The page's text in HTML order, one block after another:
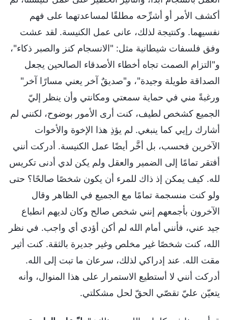
أكشف الأمر أو أشرِّحه مطلقًا لمساعدتهما على فهم
نفسيهما. وكنتيجة لذلك، عانى عمل الكنيسة. لقد عشت
وفق فلسفات شيطانية مثل: "الانسجام كنز والصبر ذكاء"،
و"التزام الصمت تجاه أخطاء الأصدقاء الصالحين يجعل
الصداقة طويلة وجيدة"، و"صديقٌ آخر يعني مسارًا آخر"
ورغبةً مني في حماية سمعتي ومكانتي وأن ينظر إليّ
الجميع كشخص لطيف، كنت أرى الأمور بوضوح، لكنني لم
أشارك رإيي كما ينبغي. لم يؤذِ هذا الإخوة والأخوات
الآخرين فحسب، بل أخَّر أيضًا عمل الكنيسة. أدركت أنني
أفتقر تمامًا إلى الضمير والعقل ولم يكن لدي أدنى تكريس
لله. كيف يمكن إذ ذاك للمرء أن يكون شخصًا صالحًا؟ حتى
ولو كنت منسجمة تمامًا مع الجميع في الظاهر وقال
الآخرون بأجمعهم إنني شخص صالح وكان لديهم انطباع
جيد عني، فأنني أمام الله لم أكن أؤدي أي واجب. في نظر
الله، كنت شخصًا غير مخلص وغير جديرة بالثقة. كنت أثير
مقت الله. عند إدراكي لذلك، سرعان ما تبت إلى الله.
أدركت أنني لا أستطيع الاستمرار على هذا المنوال، وأنه
يتعيّن عليّ تقصّي الحقّ لحل مشكلتي.